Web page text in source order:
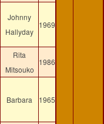
Johnny
Hallyday
1969
Rita
Mitsouko
1986
Barbara 1965